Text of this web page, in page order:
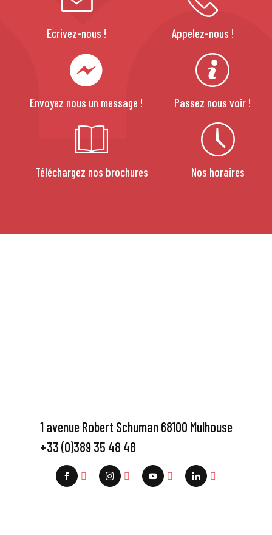
Ecrivez-nous ! Appelez-nous !
Envoyez nous un message ! Passez nous voir !
Téléchargez nos brochures Nos horaires
1 avenue Robert Schuman 68100 Mulhouse
+33 (0)389 35 48 48